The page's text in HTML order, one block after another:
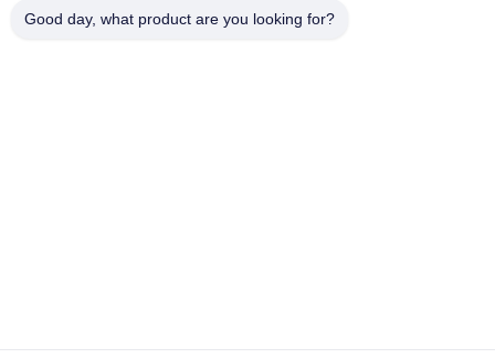
Good day, what product are you looking for?